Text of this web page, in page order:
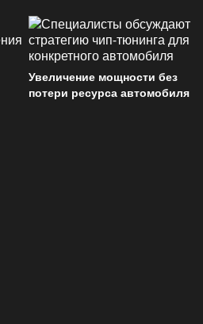
Увеличение мощности без
потери ресурса автомобиля